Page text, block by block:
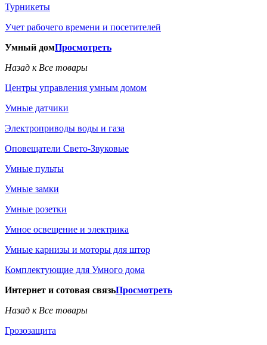
Турникеты
Учет рабочего времени и посетителей
Умный домПросмотреть
Назад к Все товары
Центры управления умным домом
Умные датчики
Электроприводы воды и газа
Оповещатели Свето-Звуковые
Умные пульты
Умные замки
Умные розетки
Умное освещение и электрика
Умные карнизы и моторы для штор
Комплектующие для Умного дома
Интернет и сотовая связьПросмотреть
Назад к Все товары
Грозозащита